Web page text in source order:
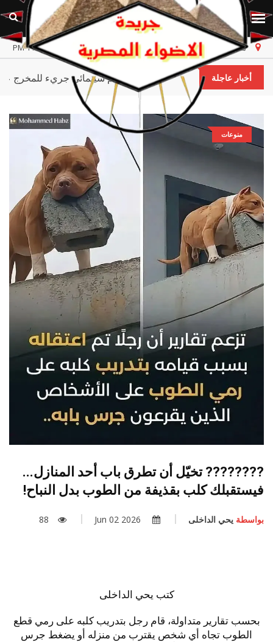
مصر السبت، ٨ أغسطس ٢٠٢٦ أخر تحديث 11:16:57 PM
أخبار عاجلة
يفتح ملف تجارة الأعضاء وخطف الأطفال في فيلم سينمائي جريء
منوعات
???????? تخيّل أن تطرق باب أحد المنازل...
فيستقبلك كلب بقذيفة من الطوب بدل النباح!
بواسطة يحي الداخلى 88
كتب يحي الداخلى
بحسب تقارير متداولة، قام رجل بتدريب كلبه على رمي قطع
الطوب تجاه أي شخص يقترب من منزله أو يضغط جرس